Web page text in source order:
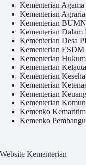
Kementerian Agama
Kementerian
Kementerian BUMN
Kementerian Dalam
Kementerian Desa
Kementerian ESDM
Kementerian
Kementerian
Kementerian
Kementerian
Kementerian
Kementerian
Kemenko
Kemenko
Website Kementerian